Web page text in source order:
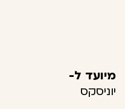
מיועד ל-
יוניסקס